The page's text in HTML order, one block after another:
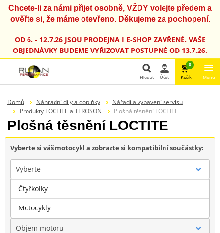
Chcete-li za námi přijet osobně, VŽDY volejte předem a
ověřte si, že máme otevřeno. Děkujeme za pochopení.
OD 6. - 12.7.26 JSOU PRODEJNA I E-SHOP ZAVŘENÉ. VAŠE
OBJEDNÁVKY BUDEME VYŘIZOVAT POSTUPNĚ OD 13.7.26.
Hledat
Hledat Účet
0
Košík Menu
Domů Náhradní díly a doplňky
Nářadí a vybavení servisu
Produkty LOCTITE a TEROSON
Plošná těsnění LOCTITE
Plošná těsnění LOCTITE
Vyberte si váš motocykl a zobrazte si kompatibilní součástky:
Vyberte
Značka
Objem motoru
Čtyřkolky
Motocykly